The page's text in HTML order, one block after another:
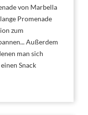
von Marbella
Promenade
zum
Außerdem
man sich
Snack